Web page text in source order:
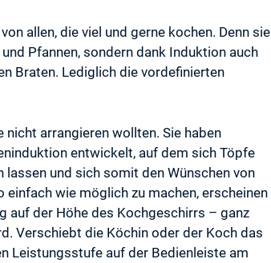
allen, die viel und gerne kochen. Denn sie
Pfannen, sondern dank Induktion auch
Braten. Lediglich die vordefinierten
nicht arrangieren wollten. Sie haben
entwickelt, auf dem sich Töpfe
und sich somit den Wünschen von
wie möglich zu machen, erscheinen
auf der Höhe des Kochgeschirrs – ganz
Verschiebt die Köchin oder der Koch das
Leistungsstufe auf der Bedienleiste am